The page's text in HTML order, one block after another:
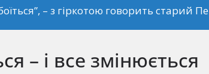
, – з гіркотою говорить старий
– і все змінюється